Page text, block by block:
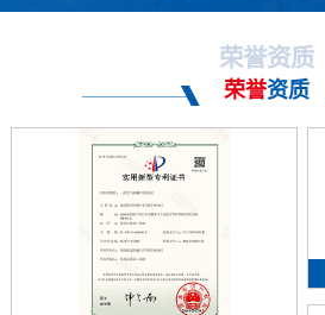
荣誉资质
荣誉资质